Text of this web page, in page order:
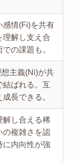
感情(Fi)を共有
理解し支え合
の課題も。
主義(Ni)が共
結ばれる。互
長できる。
解し合える稀
の複雑さを認
に内向性が強